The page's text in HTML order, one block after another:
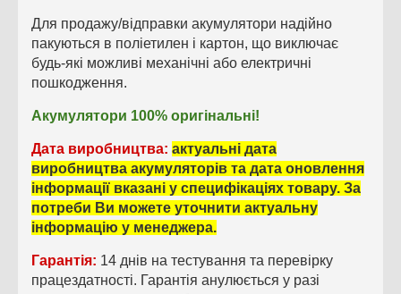
Для продажу/відправки акумулятори надійно
пакуються в поліетилен і картон, що виключає
будь-які можливі механічні або електричні
пошкодження.
Акумулятори 100% оригінальні!
Дата виробництва: актуальні дата
виробництва акумуляторів та дата оновлення
інформації вказані у специфікаціях товару. За
потреби Ви можете уточнити актуальну
інформацію у менеджера.
Гарантія: 14 днів на тестування та перевірку
працездатності. Гарантія анулюється у разі